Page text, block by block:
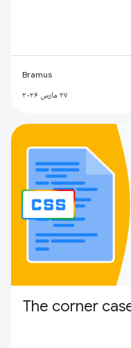
Bramus
۲۷ مارس ۲۰۲۶
The corner